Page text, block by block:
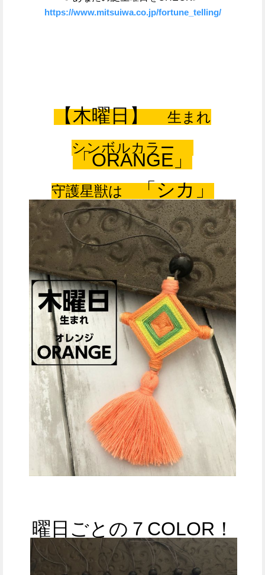
https://www.mitsuiwa.co.jp/fortune_telling/
【木曜日】生まれ
シンボルカラー
「ORANGE」
守護星獣は 「シカ」
曜日ごとの ７COLOR！